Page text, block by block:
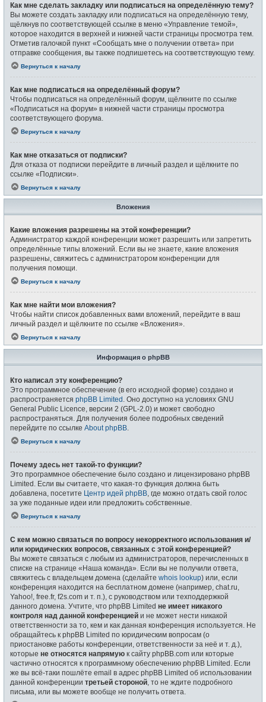
Как мне сделать закладку или подписаться на определённую тему?
Вы можете создать закладку или подписаться на определённую тему,
щёлкнув по соответствующей ссылке в меню «Управление темой»,
которое находится в верхней и нижней части страницы просмотра тем.
Отметив галочкой пункт «Сообщать мне о получении ответа» при
отправке сообщения, вы также подпишетесь на соответствующую тему.
Вернуться к началу
Как мне подписаться на определённый форум?
Чтобы подписаться на определённый форум, щёлкните по ссылке
«Подписаться на форум» в нижней части страницы просмотра
соответствующего форума.
Вернуться к началу
Как мне отказаться от подписки?
Для отказа от подписки перейдите в личный раздел и щёлкните по
ссылке «Подписки».
Вернуться к началу
Вложения
Какие вложения разрешены на этой конференции?
Администратор каждой конференции может разрешить или запретить
определённые типы вложений. Если вы не знаете, какие вложения
разрешены, свяжитесь с администратором конференции для
получения помощи.
Вернуться к началу
Как мне найти мои вложения?
Чтобы найти список добавленных вами вложений, перейдите в ваш
личный раздел и щёлкните по ссылке «Вложения».
Вернуться к началу
Информация о phpBB
Кто написал эту конференцию?
Это программное обеспечение (в его исходной форме) создано и
распространяется phpBB Limited . Оно доступно на условиях GNU
General Public Licence, версии 2 (GPL-2.0) и может свободно
распространяться. Для получения более подробных сведений
перейдите по ссылке About phpBB
Вернуться к началу
Почему здесь нет такой-то функции?
Это программное обеспечение было создано и лицензировано phpBB
Limited. Если вы считаете, что какая-то функция должна быть
добавлена, посетите Центр идей phpBB , где можно отдать свой голос
за уже поданные идеи или предложить собственные.
Вернуться к началу
С кем можно связаться по вопросу некорректного использования и/
или юридических вопросов, связанных с этой конференцией?
Вы можете связаться с любым из администраторов, перечисленных в
списке на странице «Наша команда». Если вы не получили ответа,
свяжитесь с владельцем домена (сделайте whois lookup) или, если
конференция находится на бесплатном домене (например, chat.ru,
Yahoo!, free.fr, f2s.com и т. п.), с руководством или техподдержкой
данного домена. Учтите, что phpBB Limited не имеет никакого
контроля над данной конференцией и не может нести никакой
ответственности за то, кем и как данная конференция используется. Не
обращайтесь к phpBB Limited по юридическим вопросам (о
приостановке работы конференции, ответственности за неё и т. д.),
которые не относятся напрямую к сайту phpBB.com или которые
частично относятся к программному обеспечению phpBB Limited. Если
же вы всё-таки пошлёте email в адрес phpBB Limited об использовании
данной конференции третьей стороной , то не ждите подробного
письма, или вы можете вообще не получить ответа.